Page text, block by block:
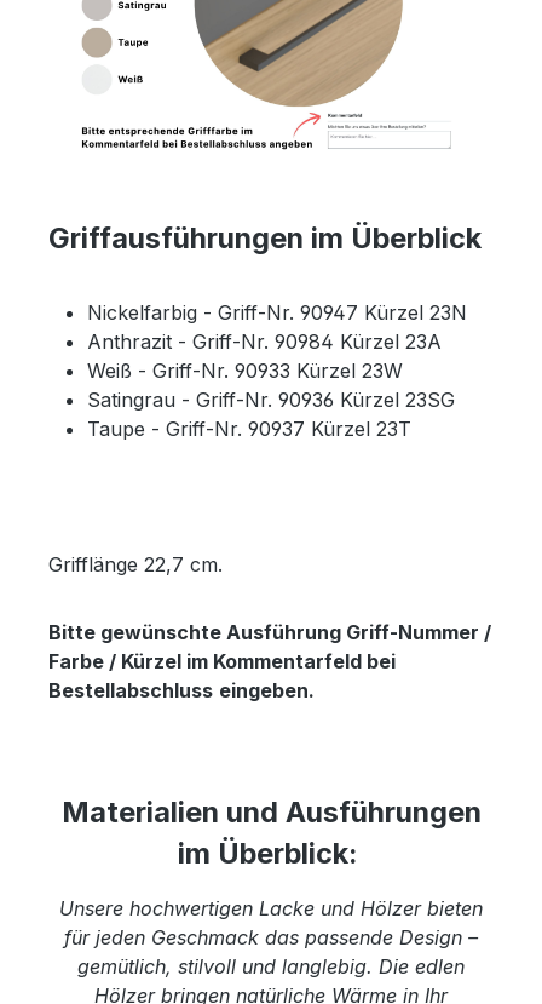
Griffausführungen im Überblick
Nickelfarbig - Griff-Nr. 90947 Kürzel 23N
Anthrazit - Griff-Nr. 90984 Kürzel 23A
Weiß - Griff-Nr. 90933 Kürzel 23W
Satingrau - Griff-Nr. 90936 Kürzel 23SG
Taupe - Griff-Nr. 90937 Kürzel 23T
Grifflänge 22,7 cm.
Bitte gewünschte Ausführung Griff-Nummer /
Farbe / Kürzel im Kommentarfeld bei
Bestellabschluss eingeben.
Materialien und Ausführungen
im Überblick:
Unsere hochwertigen Lacke und Hölzer bieten
für jeden Geschmack das passende Design –
gemütlich, stilvoll und langlebig. Die edlen
Hölzer bringen natürliche Wärme in Ihr